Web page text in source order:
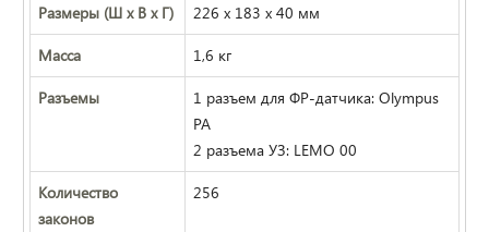
Размеры (Ш x В x Г) 226 х 183 х 40 мм
Масса 1,6 кг
Разъемы
1 разъем для ФР-датчика: Olympus
PA
2 разъема УЗ: LEMO 00
Количество
законов
256